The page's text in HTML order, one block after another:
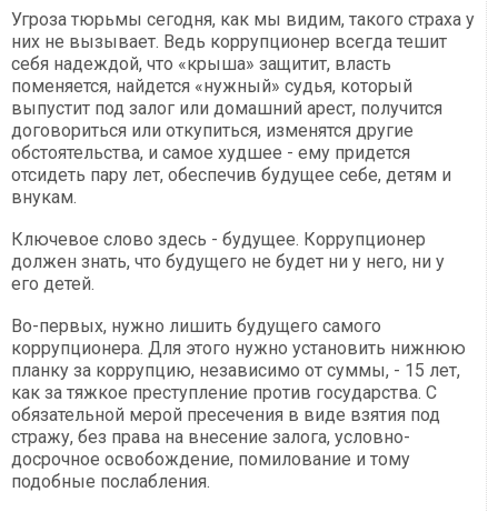
Угроза тюрьмы сегодня, как мы видим, такого страха у
них не вызывает. Ведь коррупционер всегда тешит
себя надеждой, что «крыша» защитит, власть
поменяется, найдется «нужный» судья, который
выпустит под залог или домашний арест, получится
договориться или откупиться, изменятся другие
обстоятельства, и самое худшее - ему придется
отсидеть пару лет, обеспечив будущее себе, детям и
внукам.
Ключевое слово здесь - будущее. Коррупционер
должен знать, что будущего не будет ни у него, ни у
его детей.
Во-первых, нужно лишить будущего самого
коррупционера. Для этого нужно установить нижнюю
планку за коррупцию, независимо от суммы, - 15 лет,
как за тяжкое преступление против государства. С
обязательной мерой пресечения в виде взятия под
стражу, без права на внесение залога, условно-
досрочное освобождение, помилование и тому
подобные послабления.